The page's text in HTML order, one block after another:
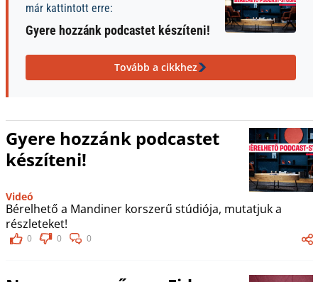
már kattintott erre:
Gyere hozzánk podcastet készíteni!
Tovább a cikkhez
Gyere hozzánk podcastet
készíteni!
Videó
Bérelhető a Mandiner korszerű stúdiója, mutatjuk a
részleteket!
0 0 0